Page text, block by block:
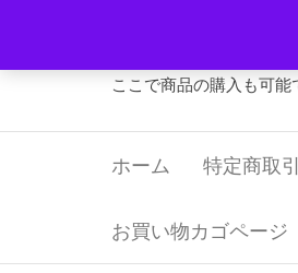
テ
ツ
ッ
ここで商品の購入も可能
ホーム 特定商取
お買い物カゴページ